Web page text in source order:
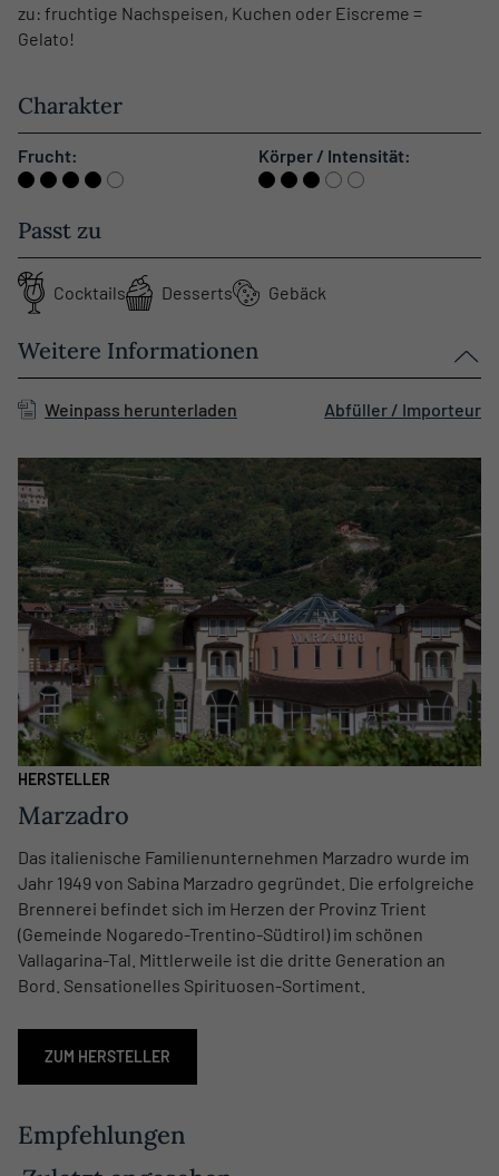
zu: fruchtige Nachspeisen, Kuchen oder Eiscreme =
Gelato!
Charakter
Frucht: Körper / Intensität:
Passt zu
Cocktails Desserts Gebäck
Weitere Informationen
Weinpass herunterladen Abfüller / Importeur
HERSTELLER
Marzadro
Das italienische Familienunternehmen Marzadro wurde im
Jahr 1949 von Sabina Marzadro gegründet. Die erfolgreiche
Brennerei befindet sich im Herzen der Provinz Trient
(Gemeinde Nogaredo-Trentino-Südtirol) im schönen
Vallagarina-Tal. Mittlerweile ist die dritte Generation an
Bord. Sensationelles Spirituosen-Sortiment.
ZUM HERSTELLER
Empfehlungen